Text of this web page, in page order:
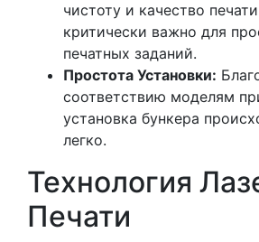
чистоту и качество
критически важно для
печатных заданий.
Простота Установки:
соответствию моделям
установка бункера
легко.
Технология
Печати